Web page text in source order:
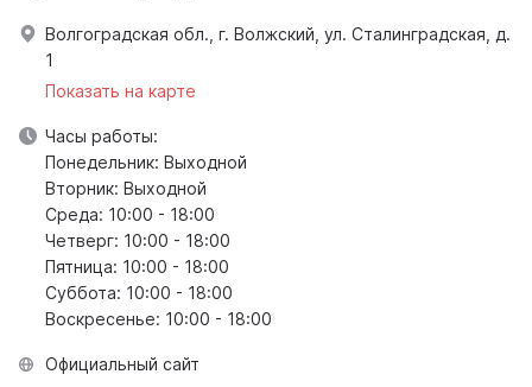
Волгоградская обл., г. Волжский, ул. Сталинградская, д.
1
Показать на карте
Часы работы:
Понедельник: Выходной
Вторник: Выходной
Среда: 10:00 - 18:00
Четверг: 10:00 - 18:00
Пятница: 10:00 - 18:00
Суббота: 10:00 - 18:00
Воскресенье: 10:00 - 18:00
Официальный сайт